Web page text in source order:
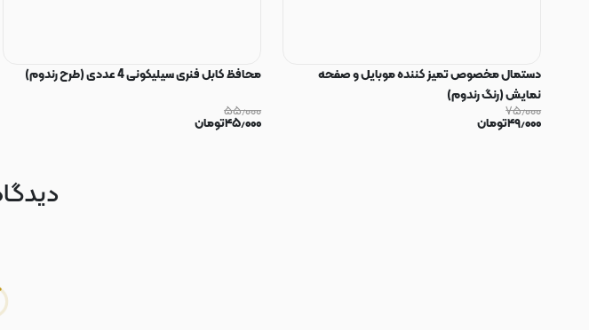
دستمال مخصوص تمیز کننده موبایل و صفحه
نمایش (رنگ رندوم)
۷۵٫۰۰۰
۴۹٫۰۰۰تومان
محافظ کابل فنری سیلیکونی 4 عددی (طرح رندوم)
۵۵٫۰۰۰
۴۵٫۰۰۰تومان